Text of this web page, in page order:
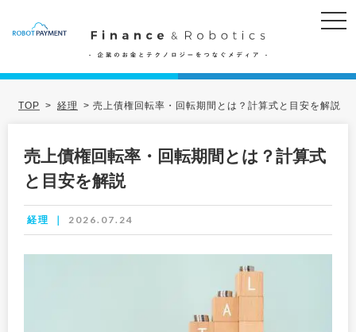
TOP > 経理 > 売上債権回転率・回転期間とは？計算式と目安を解説
売上債権回転率・回転期間とは？計算式
と目安を解説
経理 2026.07.24